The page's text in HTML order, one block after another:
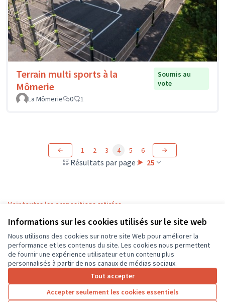
Informations sur les cookies utilisés sur le site web
Nous utilisons des cookies sur notre site Web pour améliorer la
performance et les contenus du site. Les cookies nous permettent
de fournir une expérience utilisateur et un contenu plus
personnalisés à partir de nos canaux de médias sociaux.
Tout accepter
Accepter seulement les cookies essentiels
Terrain multi sports à la
Mômerie
Soumis au
vote
La Mômerie
0 1
Résultats par page : 25
1 2 3 4 5 6
Voir toutes les propositions retirées
Conditions d'utilisation
Paramètres des cookies
CD37 sur X
(Lien externe)
CD37 sur Facebook
CD37 sur Instagram
CD37 sur YouTube
(Lien externe)